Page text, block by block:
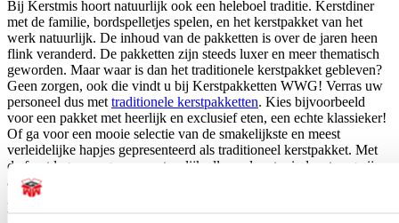
Bij Kerstmis hoort natuurlijk ook een heleboel traditie. Kerstdiner
met de familie, bordspelletjes spelen, en het kerstpakket van het
werk natuurlijk. De inhoud van de pakketten is over de jaren heen
flink veranderd. De pakketten zijn steeds luxer en meer thematisch
geworden. Maar waar is dan het traditionele kerstpakket gebleven?
Geen zorgen, ook die vindt u bij Kerstpakketten WWG! Verras uw
personeel dus met traditionele kerstpakketten. Kies bijvoorbeeld
voor een pakket met heerlijk en exclusief eten, een echte klassieker!
Of ga voor een mooie selectie van de smakelijkste en meest
verleidelijke hapjes gepresenteerd als traditioneel kerstpakket. Met
de feestdagen mogen we natuurlijk allemaal wat minder streng zijn
als het gaat om de calorieën! Met een traditioneel cadeaupakket
geeft u uw werknemers aan het einde van het jaar een echt originele
traktatie!